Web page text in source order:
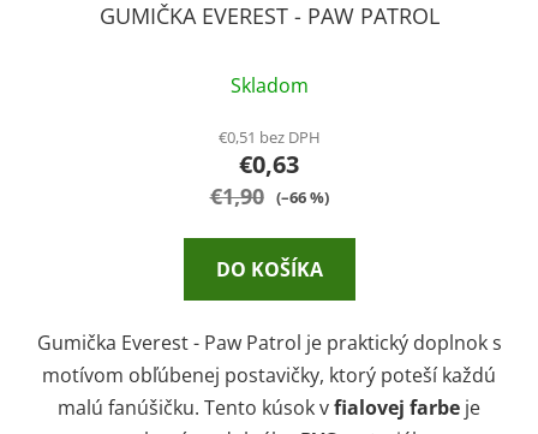
GUMIČKA EVEREST - PAW PATROL
Skladom
€0,51 bez DPH
€0,63
€1,90 (–66 %)
DO KOŠÍKA
Gumička Everest - Paw Patrol je praktický doplnok s
motívom obľúbenej postavičky, ktorý poteší každú
malú fanúšičku. Tento kúsok vfialovej farbe je